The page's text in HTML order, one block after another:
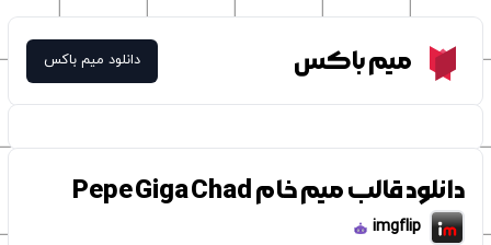
Meme Boxمیم باکس دانلود میم باکس
دانلود قالب میم خام Pepe Giga Chad
imgflip